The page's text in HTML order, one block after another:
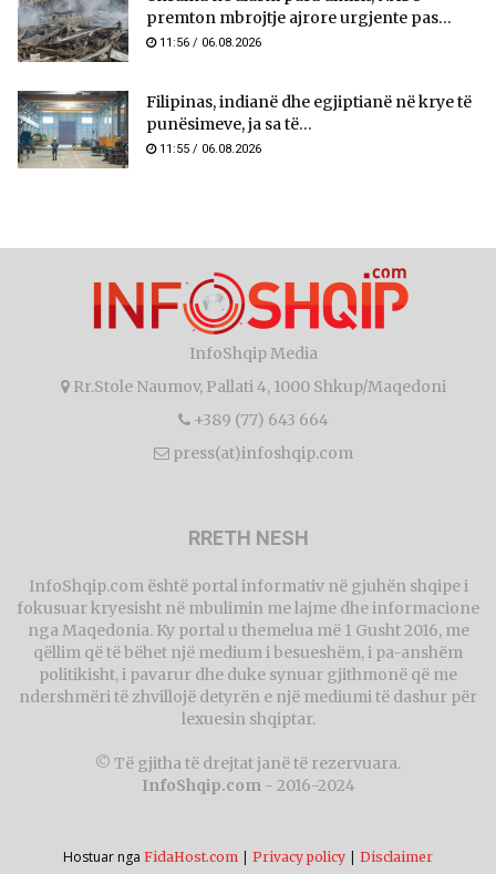
premton mbrojtje ajrore urgjente pas...
11:56 / 06.08.2026
Filipinas, indianë dhe egjiptianë në krye të
punësimeve, ja sa të...
11:55 / 06.08.2026
InfoShqip Media
Rr.Stole Naumov, Pallati 4, 1000 Shkup/Maqedoni
+389 (77) 643 664
press(at)infoshqip.com
RRETH NESH
InfoShqip.com është portal informativ në gjuhën shqipe i
fokusuar kryesisht në mbulimin me lajme dhe informacione
nga Maqedonia. Ky portal u themelua më 1 Gusht 2016, me
qëllim që të bëhet një medium i besueshëm, i pa-anshëm
politikisht, i pavarur dhe duke synuar gjithmonë që me
ndershmëri të zhvillojë detyrën e një mediumi të dashur për
lexuesin shqiptar.
© Të gjitha të drejtat janë të rezervuara.
InfoShqip.com- 2016-2024
Hostuar nga FidaHost.com | Privacy policy | Disclaimer